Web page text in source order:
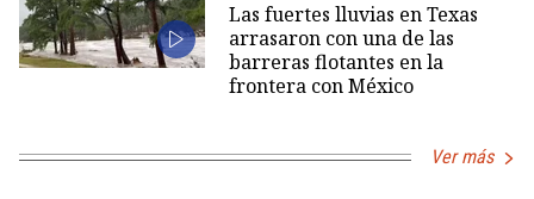
Las fuertes lluvias en Texas
arrasaron con una de las
barreras flotantes en la
frontera con México
Ver más